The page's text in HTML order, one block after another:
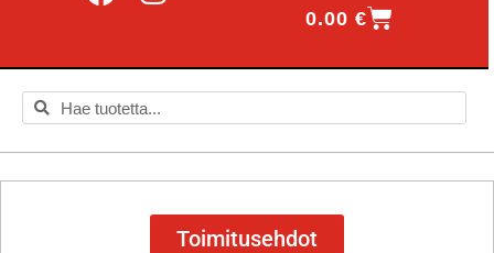
0.00€
Toimitusehdot